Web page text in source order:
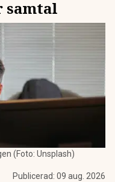
samtal
(Foto: Unsplash)
Publicerad: 09 aug. 2026